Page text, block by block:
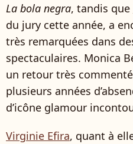
La bola negra, tandis que
du jury cette année, a
très remarquées dans
spectaculaires. Monica
un retour très
plusieurs années
d’icône glamour
Virginie Efira, quant à